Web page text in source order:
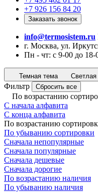
+7 926 156 84 20
Заказать звонок
info@termosistem.ru
г. Москва, ул.
Пн - чт: с 9-00 до
Темная тема Светлая
Фильтр Сбросить все
По возрастанию
С начала алфавита
С конца алфавита
По возрастанию
По убыванию сортировки
Сначала непопулярные
Сначала популярные
Сначала дешевые
Сначала дорогие
По возрастанию наличия
По убыванию наличия